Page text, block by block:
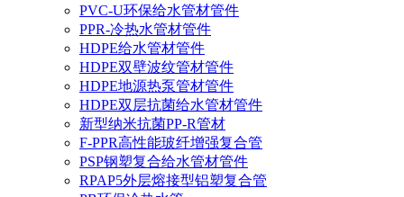
PVC-U环保给水管材管件
PPR-冷热水管材管件
HDPE给水管材管件
HDPE双壁波纹管材管件
HDPE地源热泵管材管件
HDPE双层抗菌给水管材管件
新型纳米抗菌PP-R管材
F-PPR高性能玻纤增强复合管
PSP钢塑复合给水管材管件
RPAP5外层熔接型铝塑复合管